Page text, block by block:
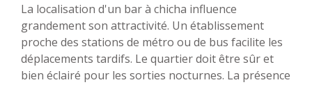
La localisation d'un bar à chicha influence
grandement son attractivité. Un établissement
proche des stations de métro ou de bus facilite les
déplacements tardifs. Le quartier doit être sûr et
bien éclairé pour les sorties nocturnes. La présence